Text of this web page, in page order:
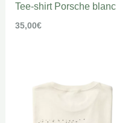
Tee-shirt Porsche blanc
35,00€